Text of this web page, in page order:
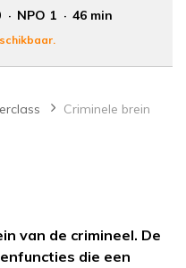
NPO 1 46 min
Criminele brein
van de crimineel. De
die een